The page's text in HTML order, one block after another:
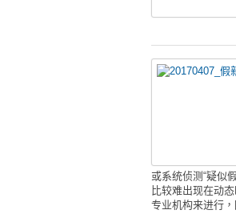
或系统侦测“疑似
比较难出现在动
专业机构来进行